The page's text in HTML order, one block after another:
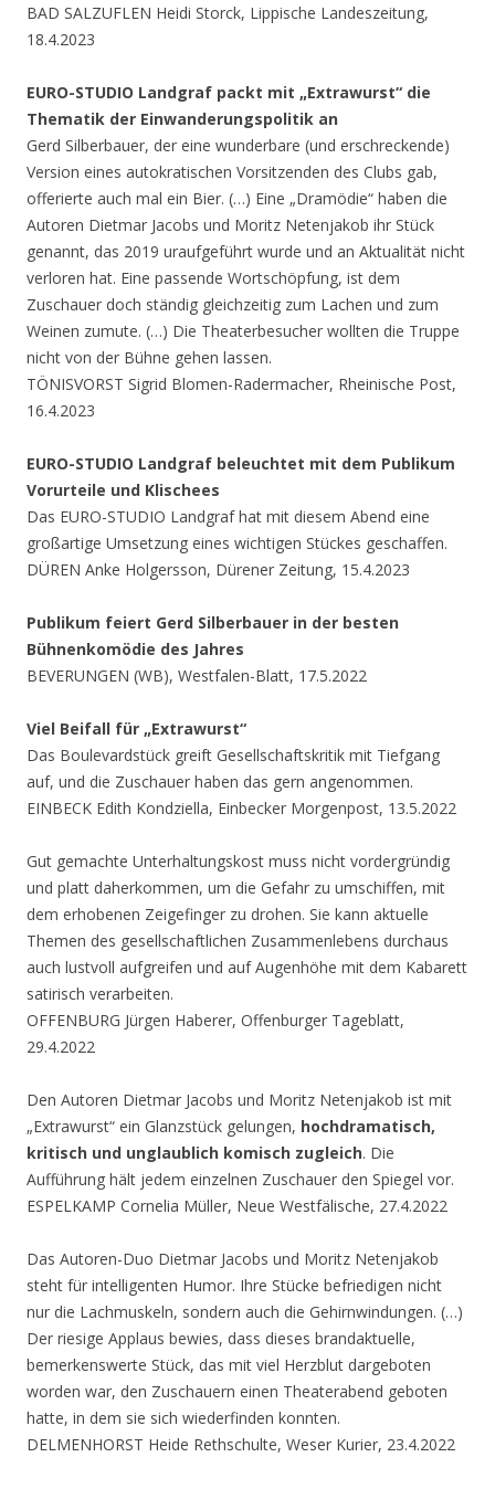
BAD SALZUFLEN Heidi Storck, Lippische Landeszeitung,
18.4.2023
EURO-STUDIO Landgraf packt mit „Extrawurst“ die
Thematik der Einwanderungspolitik an
Gerd Silberbauer, der eine wunderbare (und erschreckende)
Version eines autokratischen Vorsitzenden des Clubs gab,
offerierte auch mal ein Bier. (…) Eine „Dramödie“ haben die
Autoren Dietmar Jacobs und Moritz Netenjakob ihr Stück
genannt, das 2019 uraufgeführt wurde und an Aktualität nicht
verloren hat. Eine passende Wortschöpfung, ist dem
Zuschauer doch ständig gleichzeitig zum Lachen und zum
Weinen zumute. (…) Die Theaterbesucher wollten die Truppe
nicht von der Bühne gehen lassen.
TÖNISVORST Sigrid Blomen-Radermacher, Rheinische Post,
16.4.2023
EURO-STUDIO Landgraf beleuchtet mit dem Publikum
Vorurteile und Klischees
Das EURO-STUDIO Landgraf hat mit diesem Abend eine
großartige Umsetzung eines wichtigen Stückes geschaffen.
DÜREN Anke Holgersson, Dürener Zeitung, 15.4.2023
Publikum feiert Gerd Silberbauer in der besten
Bühnenkomödie des Jahres
BEVERUNGEN (WB), Westfalen-Blatt, 17.5.2022
Viel Beifall für „Extrawurst“
Das Boulevardstück greift Gesellschaftskritik mit Tiefgang
auf, und die Zuschauer haben das gern angenommen.
EINBECK Edith Kondziella, Einbecker Morgenpost, 13.5.2022
Gut gemachte Unterhaltungskost muss nicht vordergründig
und platt daherkommen, um die Gefahr zu umschiffen, mit
dem erhobenen Zeigefinger zu drohen. Sie kann aktuelle
Themen des gesellschaftlichen Zusammenlebens durchaus
auch lustvoll aufgreifen und auf Augenhöhe mit dem Kabarett
satirisch verarbeiten.
OFFENBURG Jürgen Haberer, Offenburger Tageblatt,
29.4.2022
Den Autoren Dietmar Jacobs und Moritz Netenjakob ist mit
„Extrawurst“ ein Glanzstück gelungen, hochdramatisch,
kritisch und unglaublich komisch zugleich. Die
Aufführung hält jedem einzelnen Zuschauer den Spiegel vor.
ESPELKAMP Cornelia Müller, Neue Westfälische, 27.4.2022
Das Autoren-Duo Dietmar Jacobs und Moritz Netenjakob
steht für intelligenten Humor. Ihre Stücke befriedigen nicht
nur die Lachmuskeln, sondern auch die Gehirnwindungen. (…)
Der riesige Applaus bewies, dass dieses brandaktuelle,
bemerkenswerte Stück, das mit viel Herzblut dargeboten
worden war, den Zuschauern einen Theaterabend geboten
hatte, in dem sie sich wiederfinden konnten.
DELMENHORST Heide Rethschulte, Weser Kurier, 23.4.2022